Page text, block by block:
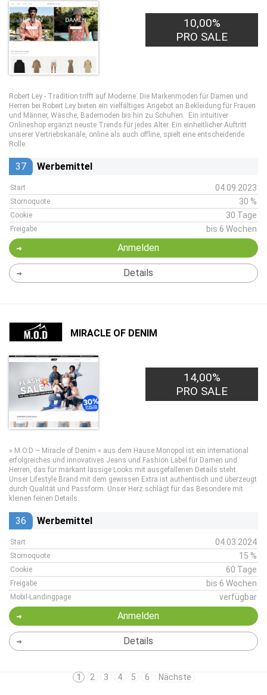
10,00%
PRO SALE
Robert Ley - Tradition trifft auf Moderne. Die Markenmoden für Damen und
Herren bei Robert Ley bieten ein vielfältiges Angebot an Bekleidung für Frauen
und Männer, Wäsche, Bademoden bis hin zu Schuhen. Ein intuitiver
Onlineshop ergänzt neuste Trends für jedes Alter. Ein einheitlicher Auftritt
unserer Vertriebskanäle, online als auch offline, spielt eine entscheidende
Rolle.
37 Werbemittel
Start 04.09.2023
Stornoquote 30 %
Cookie 30 Tage
Freigabe bis 6 Wochen
Anmelden
Details
MIRACLE OF DENIM
14,00%
PRO SALE
» M.O.D – Miracle of Denim « aus dem Hause Monopol ist ein international
erfolgreiches und innovatives Jeans und Fashion Label für Damen und
Herren, das für markant lässige Looks mit ausgefallenen Details steht.
Unser Lifestyle Brand mit dem gewissen Extra ist authentisch und überzeugt
durch Qualität und Passform. Unser Herz schlägt für das Besondere mit
kleinen feinen Details.
36 Werbemittel
Start 04.03.2024
Stornoquote 15 %
Cookie 60 Tage
Freigabe bis 6 Wochen
Mobil-Landingpage verfügbar
Anmelden
Details
1 2 3 4 5 6 Nächste